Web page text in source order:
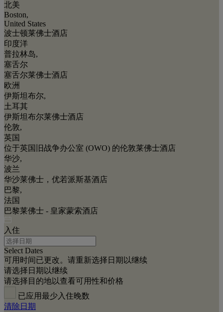
北美
Boston,
United States
波士顿莱佛士酒店
印度洋
普拉林岛,
塞舌尔
塞舌尔莱佛士酒店
欧洲
伊斯坦布尔,
土耳其
伊斯坦布尔莱佛士酒店
伦敦,
英国
位于英国旧战争办公室 (OWO) 的伦敦莱佛士酒店
华沙,
波兰
华沙莱佛士，优若派斯基酒店
巴黎,
法国
巴黎莱佛士 - 皇家蒙索酒店
入住
Select Dates
可用时间已更改。请重新选择日期以继续
请选择日期以继续
请选择目的地以查看可用性和价格
已应用最少入住晚数
清除日期